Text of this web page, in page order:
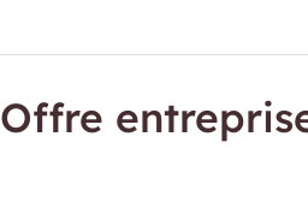
Offre